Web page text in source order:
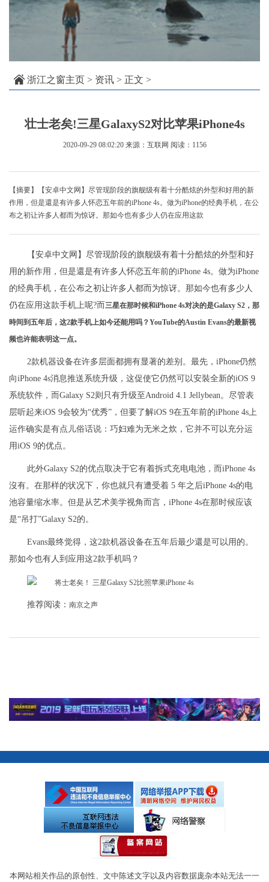
浙江之窗主页 > 资讯 > 正文 >
壮士老矣!三星GalaxyS2对比苹果iPhone4s
2020-09-29 08:02:20 来源：互联网 阅读：1156
【摘要】【安卓中文网】尽管现阶段的旗舰级有着十分酷炫的外型和好用的新
作用，但是還是有许多人怀恋五年前的iPhone 4s。做为iPhone的经典手机，在公
布之初让许多人都而为惊讶。那如今也有多少人仍在应用这款
【安卓中文网】尽管现阶段的旗舰级有着十分酷炫的外型和好
用的新作用，但是還是有许多人怀恋五年前的iPhone 4s。做为iPhone
的经典手机，在公布之初让许多人都而为惊讶。那如今也有多少人
仍在应用这款手机上呢?而三星在那时候和iPhone 4s对决的是Galaxy S2，那
時间到五年后，这2款手机上如今还能用吗？YouTube的Austin Evans的最新视
频也许能表明这一点。
2款机器设备在许多层面都拥有显著的差别。最先，iPhone仍然
向iPhone 4s消息推送系统升级，这促使它仍然可以安裝全新的iOS 9
系统软件，而Galaxy S2则只有升级至Android 4.1 Jellybean。尽管表
层听起来iOS 9会较为“优秀”，但要了解iOS 9在五年前的iPhone 4s上
运作确实是有点儿俗话说：巧妇难为无米之炊，它并不可以充分运
用iOS 9的优点。
此外Galaxy S2的优点取决于它有着拆式充电电池，而iPhone 4s
沒有。在那样的状况下，你也就只有遭受着 5 年之后iPhone 4s的电
池容量缩水率。但是从艺术美学视角而言，iPhone 4s在那时候应该
是“吊打”Galaxy S2的。
Evans最终觉得，这2款机器设备在五年后最少還是可以用的。
那如今也有人到应用这2款手机吗？
推荐阅读： 南京之声
本网站相关作品的原创性、文中陈述文字以及内容数据庞杂本站无法一一